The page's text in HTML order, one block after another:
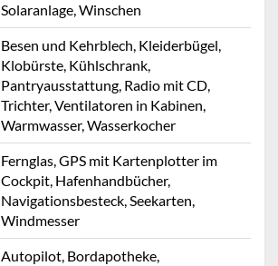
Solaranlage, Winschen
Besen und Kehrblech, Kleiderbügel,
Klobürste, Kühlschrank,
Pantryausstattung, Radio mit CD,
Trichter, Ventilatoren in Kabinen,
Warmwasser, Wasserkocher
Fernglas, GPS mit Kartenplotter im
Cockpit, Hafenhandbücher,
Navigationsbesteck, Seekarten,
Windmesser
Autopilot, Bordapotheke,